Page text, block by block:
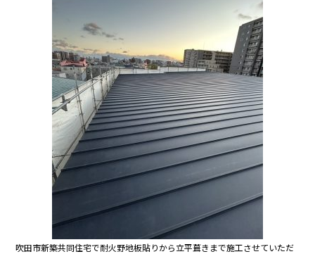
吹田市新築共同住宅で耐火野地板貼りから立平葺きまで施工させていただ